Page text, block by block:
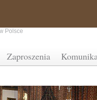
Zaproszenia
Polsce